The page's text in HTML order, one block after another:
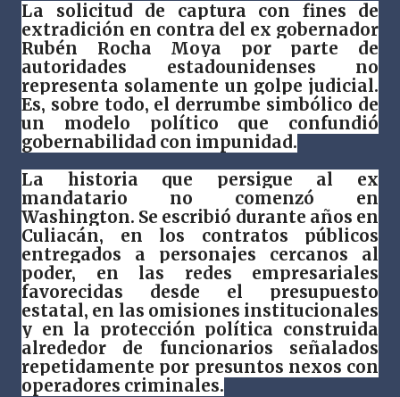
La solicitud de captura con fines de
extradición en contra del ex gobernador
Rubén Rocha Moya por parte de
autoridades estadounidenses no
representa solamente un golpe judicial.
Es, sobre todo, el derrumbe simbólico de
un modelo político que confundió
gobernabilidad con impunidad.
La historia que persigue al ex
mandatario no comenzó en
Washington. Se escribió durante años en
Culiacán, en los contratos públicos
entregados a personajes cercanos al
poder, en las redes empresariales
favorecidas desde el presupuesto
estatal, en las omisiones institucionales
y en la protección política construida
alrededor de funcionarios señalados
repetidamente por presuntos nexos con
operadores criminales.